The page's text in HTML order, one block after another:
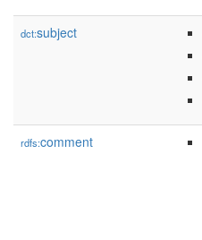
dct:subject
rdfs:comment